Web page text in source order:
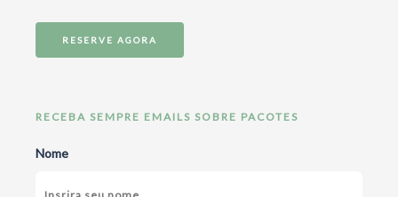
RESERVE AGORA
RECEBA SEMPRE EMAILS SOBRE PACOTES
Nome